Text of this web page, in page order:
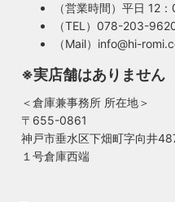
（営業時間）平日 12
（TEL）078-203-
（Mail）info@hi-
※実店舗はありません
＜倉庫兼事務所 所在地＞
〒655-0861
神戸市垂水区下畑町字向井
１号倉庫西端